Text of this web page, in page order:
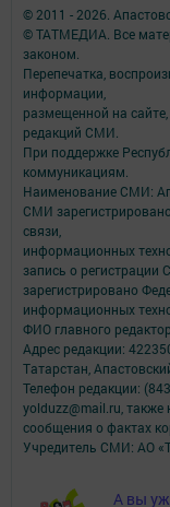
А вы
© 2011 - 2026.
© ТАТМЕДИА. Все
законом.
Перепечатка,
информации,
размещенной на
редакций СМИ.
При поддержке
коммуникациям.
Наименование СМИ:
СМИ
связи,
информационных
запись о
зарегистрировано
информационных
ФИО главного
Адрес редакции:
Татарстан,
Телефон редакции:
yolduzz@mail.ru, также
сообщения о фактах
Учредитель СМИ: АО
Антикоррупционная